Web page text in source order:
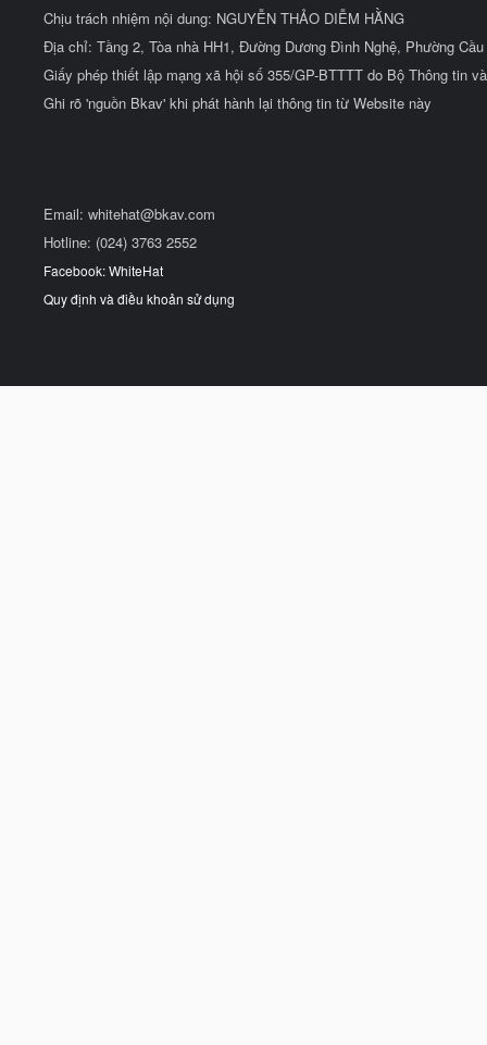
Chịu trách nhiệm nội dung: NGUYỄN THẢO DIỄM HẰNG
Địa chỉ: Tầng 2, Tòa nhà HH1, Đường Dương Đình Nghệ, Phường
Giấy phép thiết lập mạng xã hội số 355/GP-BTTTT do Bộ Thông tin
Ghi rõ 'nguồn Bkav' khi phát hành lại thông tin từ Website này
Email: whitehat@bkav.com
Hotline: (024) 3763 2552
Facebook: WhiteHat
Quy định và điều khoản sử dụng